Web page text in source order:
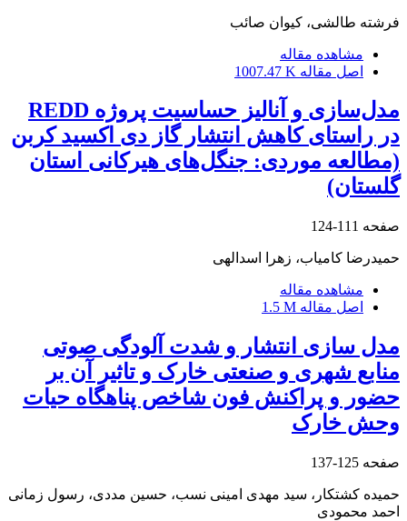
فرشته طالشی، کیوان صائب
مشاهده مقاله
اصل مقاله 1007.47 K
مدل‌سازی و آنالیز حساسیت پروژه REDD
در راستای کاهش انتشار گاز دی اکسید کربن
(مطالعه موردی: جنگل‌های هیرکانی استان
گلستان)
صفحه 111-124
حمیدرضا کامیاب، زهرا اسدالهی
مشاهده مقاله
اصل مقاله 1.5 M
مدل سازی انتشار و شدت آلودگی صوتی
منابع شهری و صنعتی خارک و تاثیر آن بر
حضور و پراکنش فون شاخص پناهگاه حیات
وحش خارک
صفحه 125-137
حمیده کشتکار، سید مهدی امینی نسب، حسین مددی، رسول زمانی
احمد محمودی